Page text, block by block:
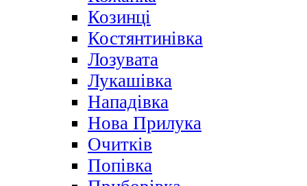
Козинці
Костянтинівка
Лозувата
Лукашівка
Нападівка
Нова Прилука
Очитків
Попівка